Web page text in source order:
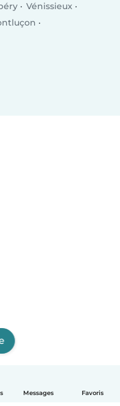
Messages Favoris
Vénissieux